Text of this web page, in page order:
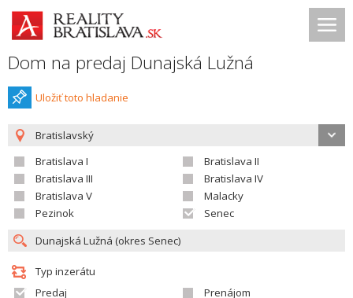
Dom na predaj Dunajská Lužná
Uložiť toto hladanie
Bratislavský
Bratislava I
Bratislava II
Bratislava III
Bratislava IV
Bratislava V
Malacky
Pezinok
Senec
Typ inzerátu
Predaj
Prenájom